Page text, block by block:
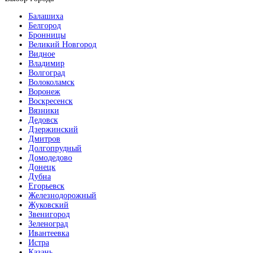
Балашиха
Белгород
Бронницы
Великий Новгород
Видное
Владимир
Волгоград
Волоколамск
Воронеж
Воскресенск
Вязники
Дедовск
Дзержинский
Дмитров
Долгопрудный
Домодедово
Донецк
Дубна
Егорьевск
Железнодорожный
Жуковский
Звенигород
Зеленоград
Ивантеевка
Истра